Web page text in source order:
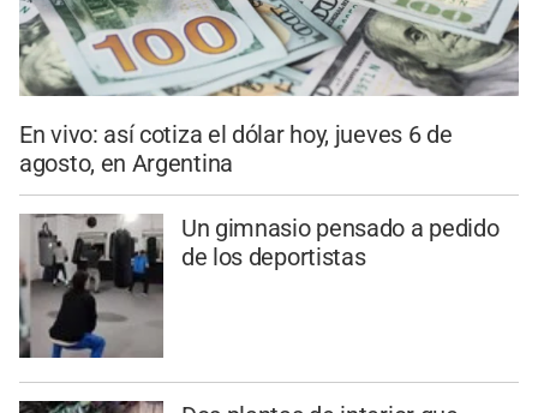
En vivo: así cotiza el dólar hoy, jueves 6 de
agosto, en Argentina
Un gimnasio pensado a pedido
de los deportistas